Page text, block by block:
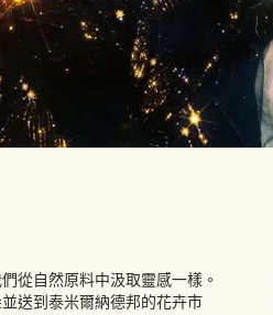
從自然原料中汲取靈感一樣。
送到泰米爾納德邦的花卉市